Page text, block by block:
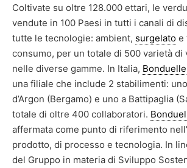
Coltivate su oltre 128.000 ettari, le
vendute in 100 Paesi in tutti i canali di
tutte le tecnologie: ambient, surgelato e
consumo, per un totale di 500 varietà
nelle diverse gamme. In Italia, Bonduelle
una filiale che include 2 stabilimenti:
d’Argon (Bergamo) e uno a Battipaglia
totale di oltre 400 collaboratori.
affermata come punto di riferimento
prodotto, di processo e tecnologia. In
del Gruppo in materia di Sviluppo